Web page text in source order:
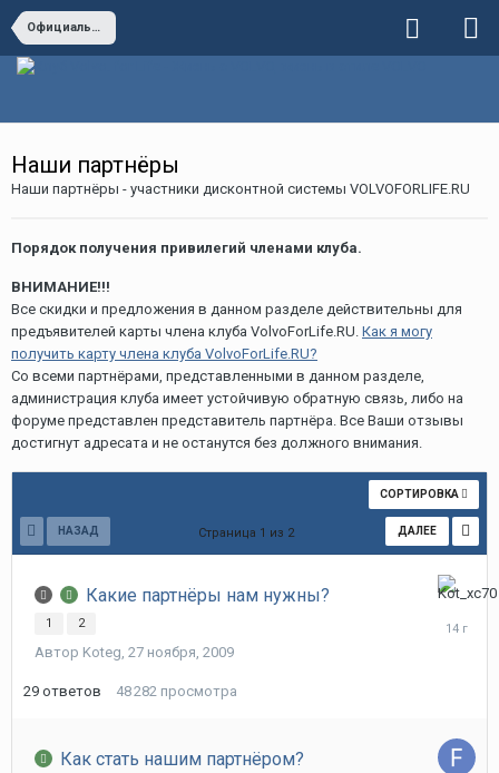
Официальный раздел
Наши партнёры
Наши партнёры - участники дисконтной системы VOLVOFORLIFE.RU
Порядок получения привилегий членами клуба.
ВНИМАНИЕ!!!
Все скидки и предложения в данном разделе действительны для
предъявителей карты члена клуба VolvoForLife.RU. Как я могу
получить карту члена клуба VolvoForLife.RU?
Со всеми партнёрами, представленными в данном разделе,
администрация клуба имеет устойчивую обратную связь, либо на
форуме представлен представитель партнёра. Все Ваши отзывы
достигнут адресата и не останутся без должного внимания.
СОРТИРОВКА
НАЗАД ДАЛЕЕ
Страница 1 из 2
Какие партнёры нам нужны?
1 2
Автор Koteg, 27 ноября, 2009
29 ответов 48 282 просмотра
16
января,
Как стать нашим партнёром?